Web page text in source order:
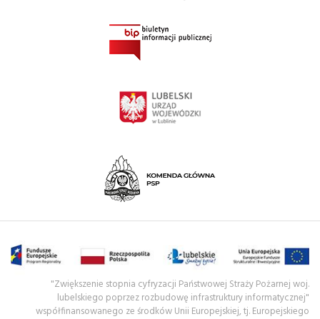
"Zwiększenie stopnia cyfryzacji Państwowej Straży Pożarnej woj.
lubelskiego poprzez rozbudowę infrastruktury informatycznej"
współfinansowanego ze środków Unii Europejskiej, tj. Europejskiego